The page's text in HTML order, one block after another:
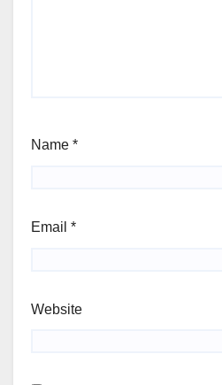
Name *
Email *
Website